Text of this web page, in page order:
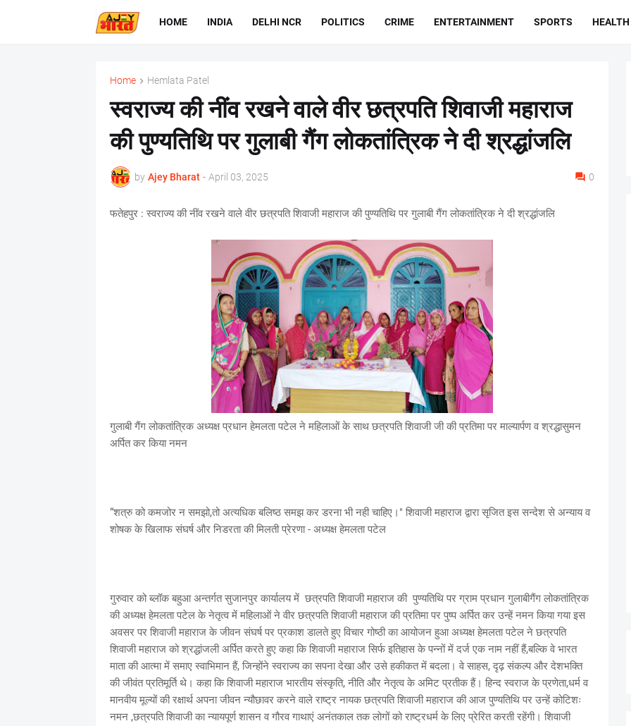
HOME INDIA DELHI NCR POLITICS CRIME ENTERTAINMENT SPORTS HEALTH
Home Hemlata Patel
स्वराज्य की नींव रखने वाले वीर छत्रपति शिवाजी महाराज
की पुण्यतिथि पर गुलाबी गैंग लोकतांत्रिक ने दी श्रद्धांजलि
by Ajey Bharat - April 03, 2025 0
फतेहपुर : स्वराज्य की नींव रखने वाले वीर छत्रपति शिवाजी महाराज की पुण्यतिथि पर गुलाबी गैंग लोकतांत्रिक ने दी श्रद्धांजलि
गुलाबी गैंग लोकतांत्रिक अध्यक्ष प्रधान हेमलता पटेल ने महिलाओं के साथ छत्रपति शिवाजी जी की प्रतिमा पर माल्यार्पण व श्रद्धासुमन
अर्पित कर किया नमन
“शत्रु को कमजोर न समझो,तो अत्यधिक बलिष्ठ समझ कर डरना भी नही चाहिए।" शिवाजी महाराज द्वारा सृजित इस सन्देश से अन्याय व
शोषक के खिलाफ संघर्ष और निडरता की मिलती प्रेरणा - अध्यक्ष हेमलता पटेल
गुरुवार को ब्लॉक बहुआ अन्तर्गत सुजानपुर कार्यालय में छत्रपति शिवाजी महाराज की पुण्यतिथि पर ग्राम प्रधान गुलाबीगैंग लोकतांत्रिक
की अध्यक्ष हेमलता पटेल के नेतृत्व में महिलाओं ने वीर छत्रपति शिवाजी महाराज की प्रतिमा पर पुष्प अर्पित कर उन्हें नमन किया गया इस
अवसर पर शिवाजी महाराज के जीवन संघर्ष पर प्रकाश डालते हुए विचार गोष्ठी का आयोजन हुआ अध्यक्ष हेमलता पटेल ने छत्रपति
शिवाजी महाराज को श्रद्धांजली अर्पित करते हुए कहा कि शिवाजी महाराज सिर्फ इतिहास के पन्नों में दर्ज एक नाम नहीं हैं,बल्कि वे भारत
माता की आत्मा में समाए स्वाभिमान हैं, जिन्होंने स्वराज्य का सपना देखा और उसे हकीकत में बदला। वे साहस, दृढ़ संकल्प और देशभक्ति
की जीवंत प्रतिमूर्ति थे। कहा कि शिवाजी महाराज भारतीय संस्कृति, नीति और नेतृत्व के अमिट प्रतीक हैं। हिन्द स्वराज के प्रणेता,धर्म व
मानवीय मूल्यों की रक्षार्थ अपना जीवन न्यौछावर करने वाले राष्ट्र नायक छत्रपति शिवाजी महाराज की आज पुण्यतिथि पर उन्हें कोटिशः
नमन ,छत्रपति शिवाजी का न्यायपूर्ण शासन व गौरव गाथाएं अनंतकाल तक लोगों को राष्ट्रधर्म के लिए प्रेरित करती रहेंगी। शिवाजी